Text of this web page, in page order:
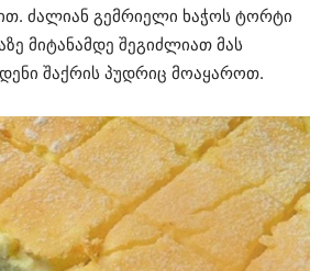
ძალიან გემრიელი ხაჭოს ტორტი
მიტანამდე შეგიძლიათ მას
შაქრის პუდრიც მოაყაროთ.